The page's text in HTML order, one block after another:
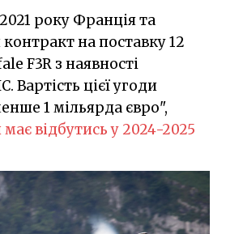
року Франція та
на поставку 12
F3R з наявності
Вартість цієї угоди
1 мільярда євро",
відбутись у 2024-2025